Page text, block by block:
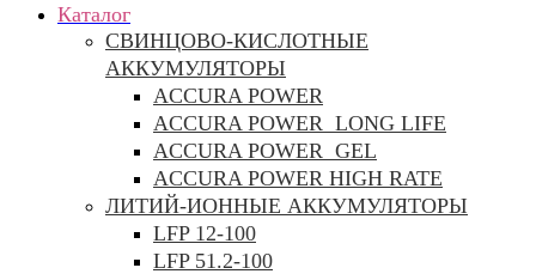
Каталог
CВИНЦОВО-КИСЛОТНЫЕ
АККУМУЛЯТОРЫ
ACCURA POWER
ACCURA POWER LONG LIFE
ACCURA POWER GEL
ACCURA POWER HIGH RATE
ЛИТИЙ-ИОННЫЕ АККУМУЛЯТОРЫ
LFP 12-100
LFP 51.2-100